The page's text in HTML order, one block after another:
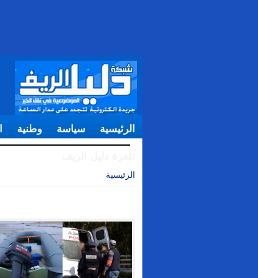
الرئيسية سياسة وطنية
الرئيسية